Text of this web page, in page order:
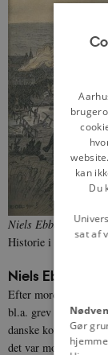
Niels Ebbesen
Historie i Billeder
Niels
Efter mordet blev
bl.a. grev Gerts
danske
det var mordet på
kan
Du
sat af
Gør